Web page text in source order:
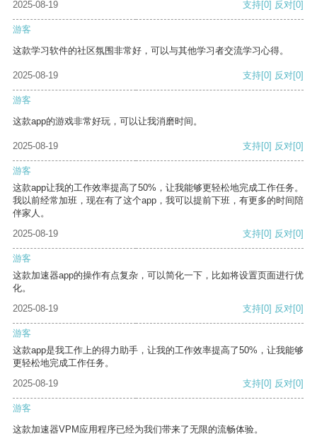
2025-08-19
支持[0] 反对[0]
游客
这款学习软件的社区氛围非常好，可以与其他学习者交流学习心得。
2025-08-19 支持[0] 反对[0]
游客
这款app的游戏非常好玩，可以让我消磨时间。
2025-08-19 支持[0] 反对[0]
游客
这款app让我的工作效率提高了50%，让我能够更轻松地完成工作任务。
我以前经常加班，现在有了这个app，我可以提前下班，有更多的时间陪
伴家人。
2025-08-19
支持[0] 反对[0]
游客
这款加速器app的操作有点复杂，可以简化一下，比如将设置页面进行优
化。
2025-08-19
支持[0] 反对[0]
游客
这款app是我工作上的得力助手，让我的工作效率提高了50%，让我能够
更轻松地完成工作任务。
2025-08-19
支持[0] 反对[0]
游客
这款加速器VPM应用程序已经为我们带来了无限的流畅体验。